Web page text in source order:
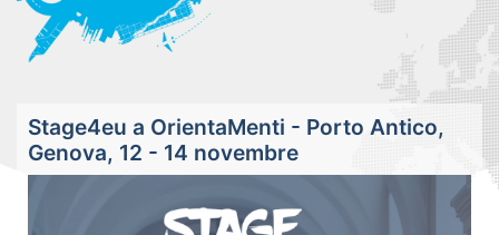
Stage4eu a OrientaMenti - Porto Antico,
Genova, 12 - 14 novembre